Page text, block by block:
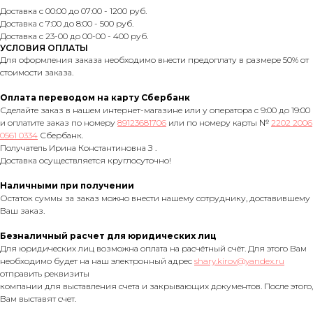
Доставка с 00:00 до 07:00 - 1200 руб.
Доставка с 7:00 до 8:00 - 500 руб.
Доставка с 23-00 до 00-00 - 400 руб.
УСЛОВИЯ ОПЛАТЫ
Для оформления заказа необходимо внести предоплату в размере 50% от
стоимости заказа.
Оплата переводом на карту Сбербанк
Сделайте заказ в нашем интернет-магазине или у оператора с 9:00 до 19:00
и оплатите заказ по номеру 89123681706 или по номеру карты № 2202 2006
0561 0334 Сбербанк.
Получатель Ирина Константиновна З .
Доставка осуществляется круглосуточно!
Наличными при получении
Остаток суммы за заказ можно внести нашему сотруднику, доставившему
Ваш заказ.
Безналичный расчет для юридических лиц
Для юридических лиц возможна оплата на расчётный счёт. Для этого Вам
необходимо будет на наш электронный адрес shary.kirov@yandex.ru
отправить реквизиты
компании для выставления счета и закрывающих документов. После этого,
Вам выставят счет.